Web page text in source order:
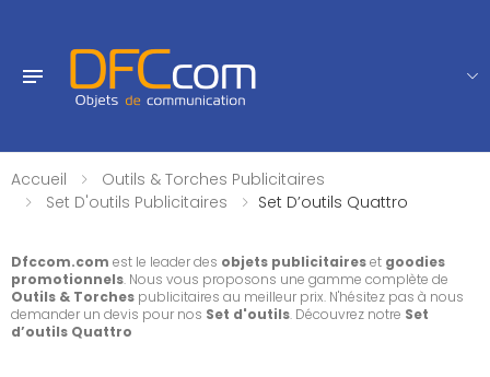
Accueil
Outils & Torches Publicitaires
Set D'outils Publicitaires
Set D’outils Quattro
Dfccom.com est le leader des objets publicitaireset goodies
promotionnels. Nous vous proposons une gamme complète de
Outils & Torches publicitaires au meilleur prix. N'hésitez pas à nous
demander un devis pour nos Set d'outils. Découvrez notre Set
d’outils Quattro